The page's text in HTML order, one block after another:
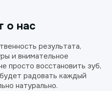
о нас
результата,
и внимательное
просто восстановить зуб,
радовать каждый
натурально.